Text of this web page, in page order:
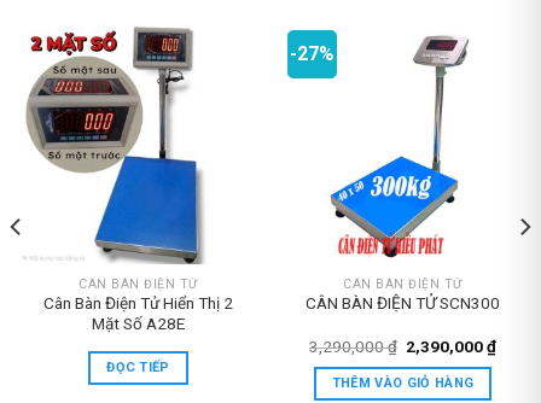
CÂN BÀN ĐIỆN TỬ
Cân Bàn Điện Tử Hiển Thị 2
Mặt Số A28E
ĐỌC TIẾP
-27%
CÂN BÀN ĐIỆN TỬ
CÂN BÀN ĐIỆN TỬ SCN300
3,290,000₫ Giá
gốc
là:
3,290,000 ₫.
2,390,000₫Giá
THÊM VÀO GIỎ HÀNG